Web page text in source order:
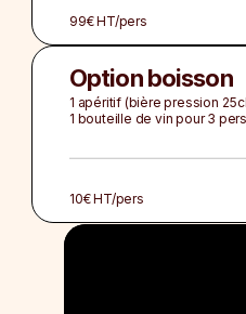
99€ HT/pers
Option boisson
1 apéritif (bière pression
1 bouteille de vin pour 3
10€ HT/pers